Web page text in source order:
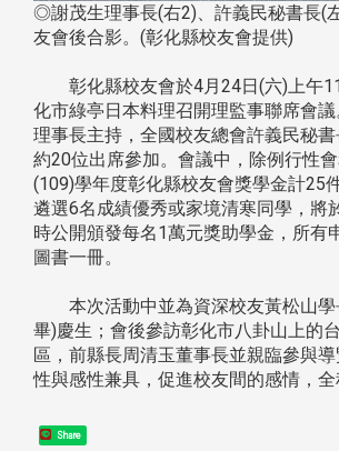
◎謝茂生理事長(右2)、許義民秘書長(
友會後合影。(彰化縣校友會提供)
彰化縣校友會於4月24日(六)上午
化市綠亭日本料理召開理監事聯席會
理事長主持，全國校友總會許義民秘
約20位出席參加。會議中，除例行性
(109)學年度彰化縣校友會獎學金計25
遴選6名成績優秀或家境清寒同學，將
時公開頒發每名1萬元獎助學金，所有
圖書一冊。
本次活動中並為資深校友黃松山學
畢)慶生；會後參訪彰化市八卦山上的
區，前縣長周清玉董事長並親臨參與
性與感性兼具，促進校友間的感情，全
Share